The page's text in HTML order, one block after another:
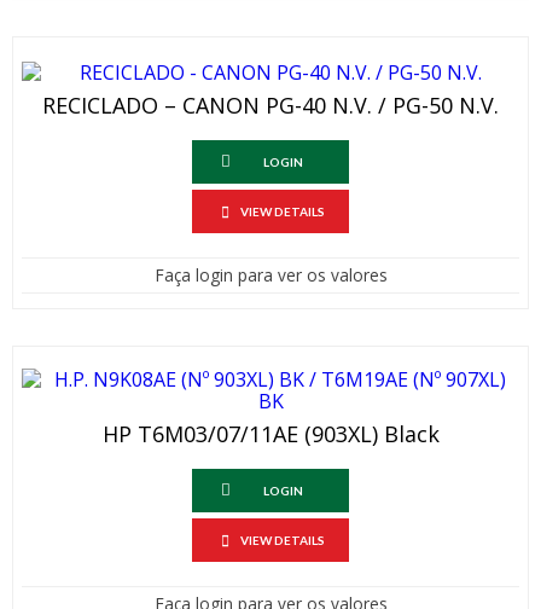
RECICLADO – CANON PG-40 N.V. / PG-50 N.V.
LOGIN
VIEW DETAILS
Faça login para ver os valores
HP T6M03/07/11AE (903XL) Black
LOGIN
VIEW DETAILS
Faça login para ver os valores